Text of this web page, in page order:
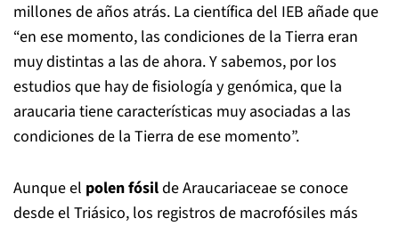
millones de años atrás. La científica del IEB añade que
“en ese momento, las condiciones de la Tierra eran
muy distintas a las de ahora. Y sabemos, por los
estudios que hay de fisiología y genómica, que la
araucaria tiene características muy asociadas a las
condiciones de la Tierra de ese momento”.
Aunque el polen fósilde Araucariaceae se conoce
desde el Triásico, los registros de macrofósiles más